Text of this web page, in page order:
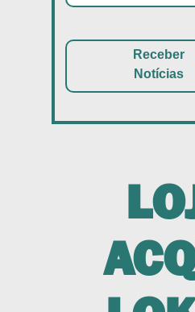
Receber
Notícias